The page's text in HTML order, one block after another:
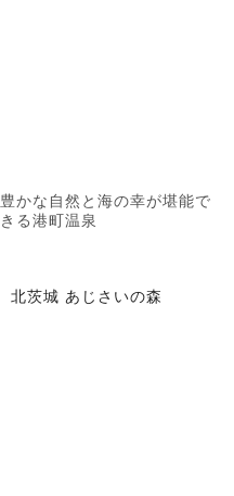
豊かな自然と海の幸が堪能で
きる港町温泉
北茨城 あじさいの森